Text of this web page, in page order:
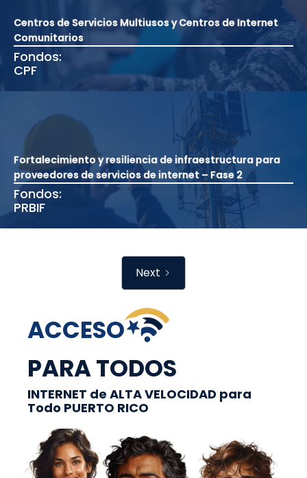
Centros de Servicios Multiusos y Centros de Internet
Comunitarios
Fondos:
CPF
Fortalecimiento y resiliencia de infraestructura para
proveedores de servicios de internet – Fase 2
Fondos:
PRBIF
Next
ACCESO
PARA TODOS
INTERNET de ALTA VELOCIDAD para
Todo PUERTO RICO